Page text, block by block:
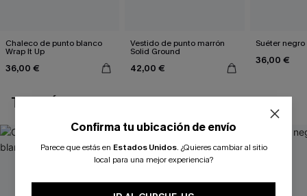
Chaleco de punto blanco
Wrap It Up
36,00 €
Vestido de punto marrón
Solid Ground
42,00 €
Suéter
36,00 €
TAMBIÉN TE PUEDE GUSTAR
Confirma tu ubicación de envío
Parece que estás en Estados Unidos. ¿Quieres cambiar al sitio
local para una mejor experiencia?